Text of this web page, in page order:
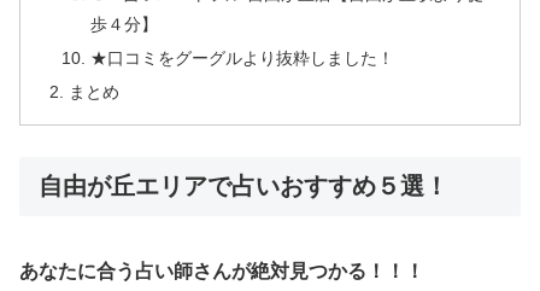
歩４分】
★口コミをグーグルより抜粋しました！
まとめ
自由が丘エリアで占いおすすめ５選！
あなたに合う占い師さんが絶対見つかる！！！